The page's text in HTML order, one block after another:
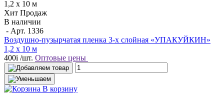
Хит Продаж
В наличии
- Арт. 1336
Воздушно-пузырчатая пленка 3-х слойная «УПАКУЙКИН»
1,2 х 10 м
400i /шт. Оптовые цены
В корзину